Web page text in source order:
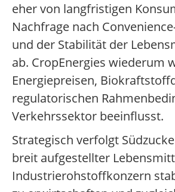
eher von langfristigen
Nachfrage nach
und der Stabilität der
ab. CropEnergies wiederum
Energiepreisen,
regulatorischen
Verkehrssektor beeinflusst.
Strategisch verfolgt
breit aufgestellter
Industrierohstoffkonzern